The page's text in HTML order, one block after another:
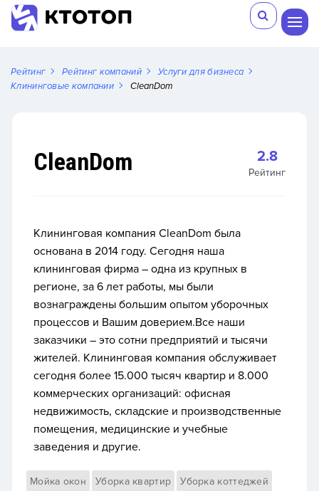
Рейтинг Рейтинг компаний
Услуги для бизнеса
Клининговые компании
CleanDom
CleanDom 2.8
Рейтинг
Клининговая компания CleanDom была
основана в 2014 году. Сегодня наша
клининговая фирма – одна из крупных в
регионе, за 6 лет работы, мы были
вознаграждены большим опытом уборочных
процессов и Вашим доверием.Все наши
заказчики – это сотни предприятий и тысячи
жителей. Клининговая компания обслуживает
сегодня более 15.000 тысяч квартир и 8.000
коммерческих организаций: офисная
недвижимость, складские и производственные
помещения, медицинские и учебные
заведения и другие.
Мойка окон Уборка квартир Уборка коттеджей